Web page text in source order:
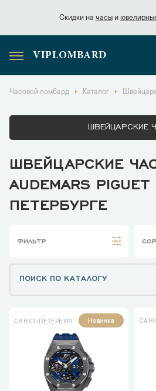
Скидки на часыи
Скидки начасы
VIPLOMBARD
Часовой ломбард Каталог
ШВЕЙЦАРСКИЕ
ШВЕЙЦАРСКИЕ
AUDEMARS
ПЕТЕРБУРГЕ
ФИЛЬТР
САНКТ-ПЕТЕРБУРГ Новинка